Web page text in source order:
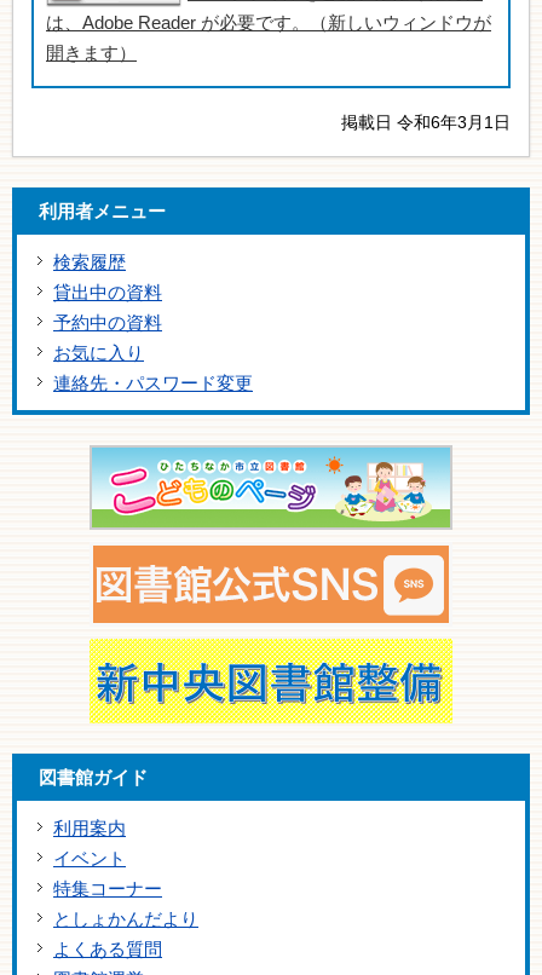
は、Adobe Reader が必要です。（新しいウィンドウが
開きます）
掲載日 令和6年3月1日
利用者メニュー
検索履歴
貸出中の資料
予約中の資料
お気に入り
連絡先・パスワード変更
図書館ガイド
利用案内
イベント
特集コーナー
としょかんだより
よくある質問